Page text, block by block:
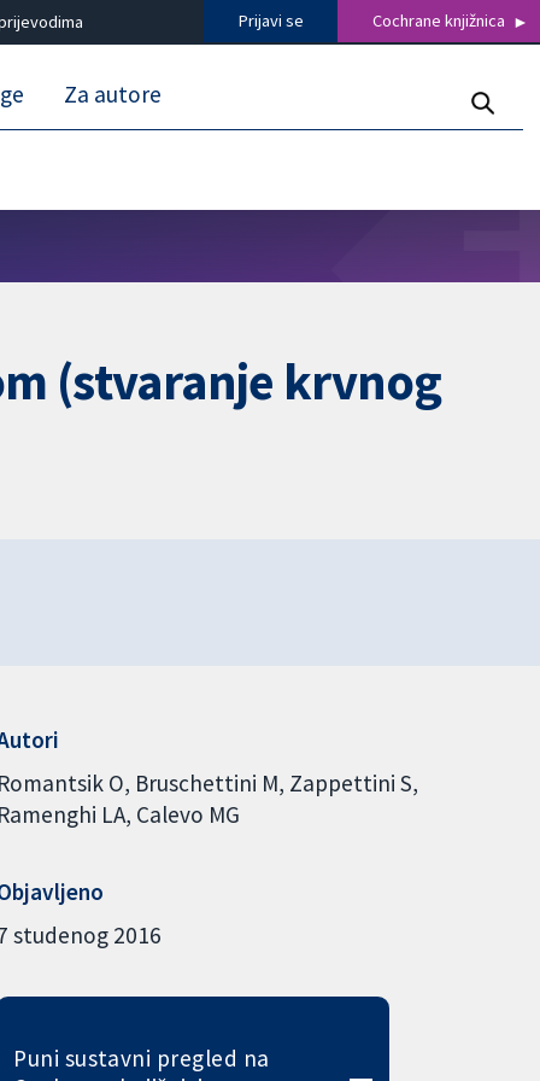
Prijavi se Cochrane knjižnica
Za autore
(stvaranje krvnog
Romantsik O Bruschettini M Zappettini S
Ramenghi LA Calevo MG
studenog 2016
Puni sustavni pregled na